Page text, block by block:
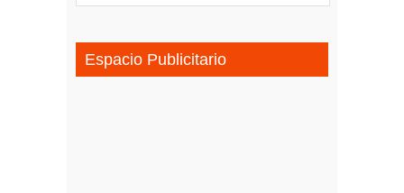
Espacio Publicitario